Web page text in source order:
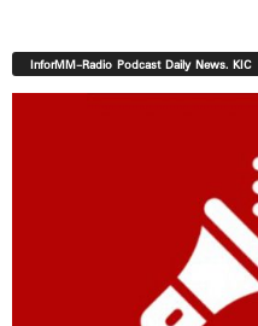
InforMM-Radio Podcast Daily News. KIC